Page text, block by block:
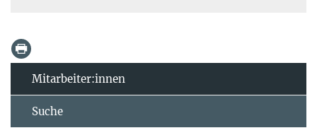
Mitarbeiter:innen
Suche